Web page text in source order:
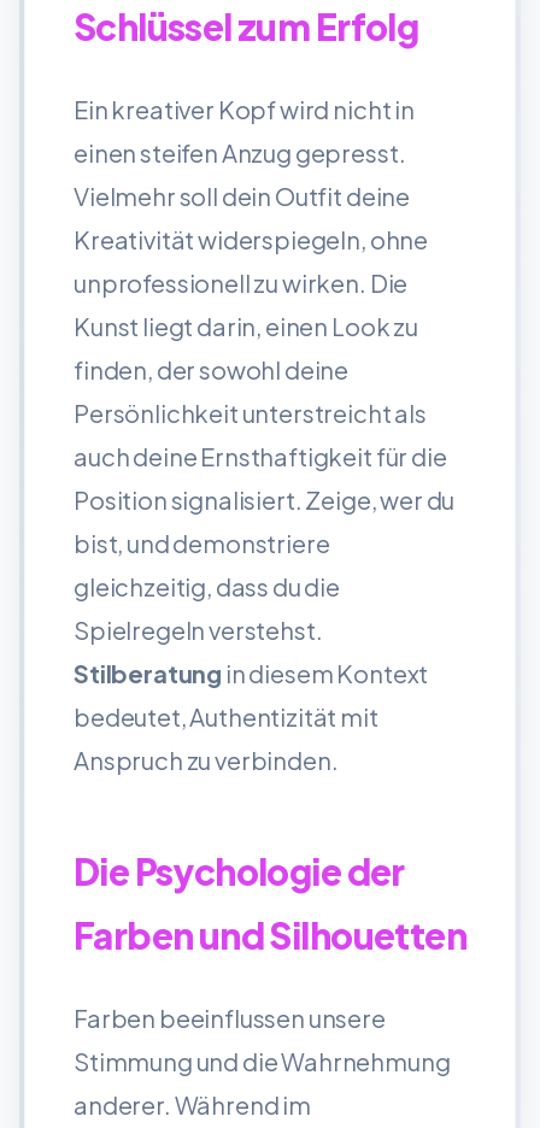
Schlüssel zum Erfolg
Ein kreativer Kopf wird nicht in
einen steifen Anzug gepresst.
Vielmehr soll dein Outfit deine
Kreativität widerspiegeln, ohne
unprofessionell zu wirken. Die
Kunst liegt darin, einen Look zu
finden, der sowohl deine
Persönlichkeit unterstreicht als
auch deine Ernsthaftigkeit für die
Position signalisiert. Zeige, wer du
bist, und demonstriere
gleichzeitig, dass du die
Spielregeln verstehst.
Stilberatung in diesem Kontext
bedeutet, Authentizität mit
Anspruch zu verbinden.
Die Psychologie der
Farben und Silhouetten
Farben beeinflussen unsere
Stimmung und die Wahrnehmung
anderer. Während im